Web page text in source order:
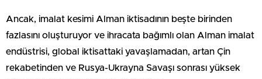
Ancak, imalat kesimi Alman iktisadının beşte birinden
fazlasını oluşturuyor ve ihracata bağımlı olan Alman imalat
endüstrisi, global iktisattaki yavaşlamadan, artan Çin
rekabetinden ve Rusya-Ukrayna Savaşı sonrası yüksek